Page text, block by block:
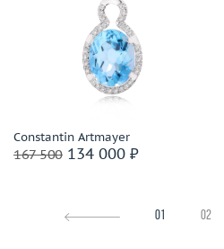
Constantin Artmayer
167 500134 000 ₽
золото 585 пробы
Подробнее
01 02